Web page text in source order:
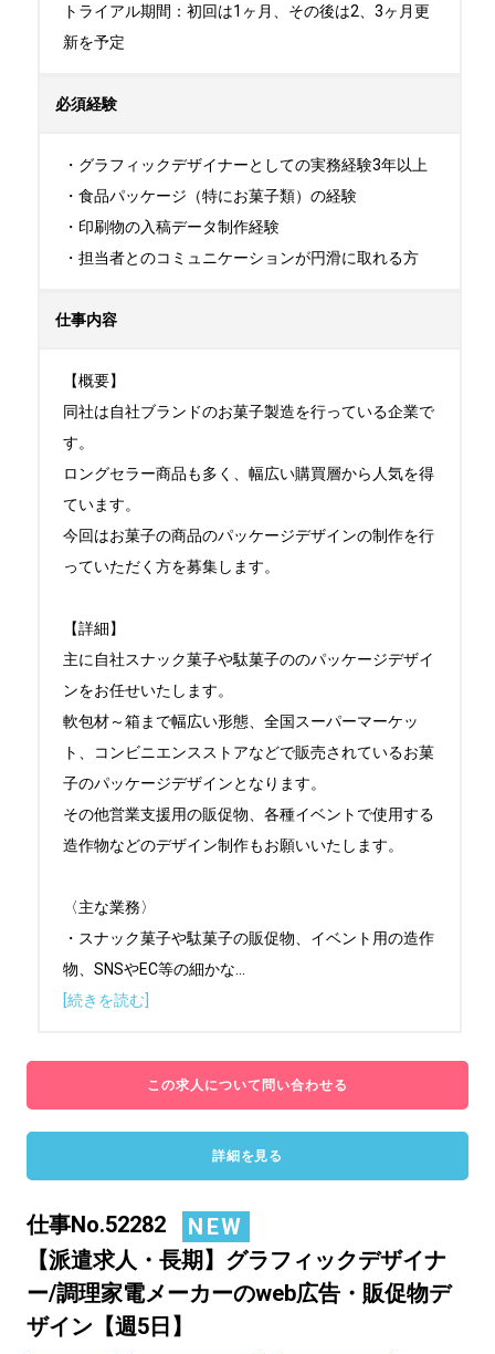
トライアル期間：初回は1ヶ月、その後は2、3ヶ月更
新を予定
必須経験
・グラフィックデザイナーとしての実務経験3年以上
・食品パッケージ（特にお菓子類）の経験
・印刷物の入稿データ制作経験
・担当者とのコミュニケーションが円滑に取れる方
仕事内容
【概要】
同社は自社ブランドのお菓子製造を行っている企業で
す。
ロングセラー商品も多く、幅広い購買層から人気を得
ています。
今回はお菓子の商品のパッケージデザインの制作を行
っていただく方を募集します。
【詳細】
主に自社スナック菓子や駄菓子ののパッケージデザイ
ンをお任せいたします。
軟包材～箱まで幅広い形態、全国スーパーマーケッ
ト、コンビニエンスストアなどで販売されているお菓
子のパッケージデザインとなります。
その他営業支援用の販促物、各種イベントで使用する
造作物などのデザイン制作もお願いいたします。
〈主な業務〉
・スナック菓子や駄菓子の販促物、イベント用の造作
物、SNSやEC等の細かな
[続きを読む]
この求人について問い合わせる
詳細を見る
仕事No.52282
NEW
【派遣求人・長期】グラフィックデザイナ
ー/調理家電メーカーのweb広告・販促物デ
ザイン【週5日】